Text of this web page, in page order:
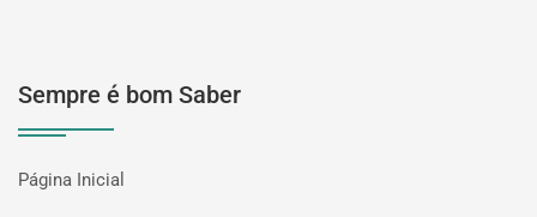
Sempre é bom Saber
Página Inicial